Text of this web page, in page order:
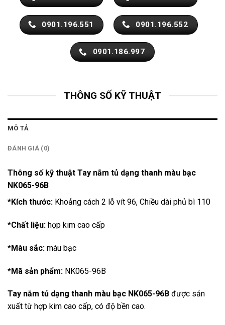
0901.196.551 0901.196.552
0901.186.997
THÔNG SỐ KỸ THUẬT
MÔ TẢ
ĐÁNH GIÁ (0)
Thông số kỹ thuật Tay nắm tủ dạng thanh màu bạc
NK065-96B
*Kích thước: Khoảng cách 2 lỗ vít 96, Chiều dài phủ bì 110
*Chất liệu: hợp kim cao cấp
*Màu sắc: màu bạc
*Mã sản phẩm: NK065-96B
Tay nắm tủ dạng thanh màu bạc NK065-96B được sản
xuất từ hợp kim cao cấp, có độ bền cao.